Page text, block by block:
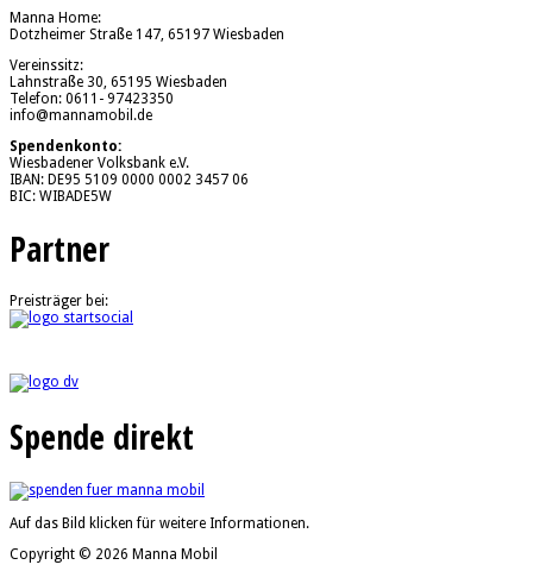
Manna Home:
Dotzheimer Straße 147, 65197 Wiesbaden
Vereinssitz:
Lahnstraße 30, 65195 Wiesbaden
Telefon: 0611- 97423350
info@mannamobil.de
Spendenkonto:
Wiesbadener Volksbank e.V.
IBAN: DE95 5109 0000 0002 3457 06
BIC: WIBADE5W
Partner
Preisträger bei:
Spende direkt
Auf das Bild klicken für weitere Informationen.
Copyright © 2026 Manna Mobil